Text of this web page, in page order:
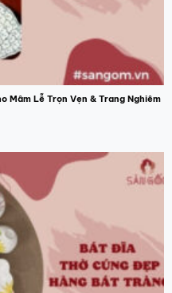
Mâm Lễ Trọn Vẹn & Trang Nghiêm